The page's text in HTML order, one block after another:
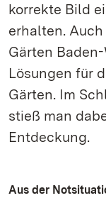
korrekte Bild
erhalten.
Gärten
Lösungen für
Gärten. Im
stieß man
Entdeckung.
Aus der